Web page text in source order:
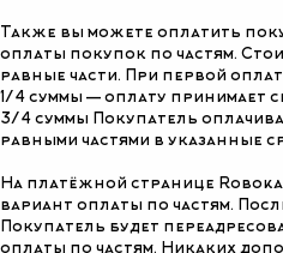
Также вы можете оплатить
оплаты покупок по частям.
равные части. При первой
1/4 суммы — оплату принимает
3/4 суммы Покупатель
равными частями в указанные
На платёжной странице
вариант оплаты по частям.
Покупатель будет